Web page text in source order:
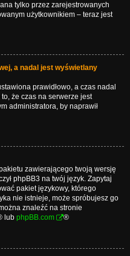
tylko przez zarejestrowanych
użytkownikiem – teraz jest
a nadal jest wyświetlany
prawidłowo, a czas nadal
że czas na serwerze jest
administratora, by naprawił
zawierającego twoją wersję
phpBB3 na twój język. Zapytaj
pakiet językowy, którego
nie istnieje, może spróbujesz go
znaleźć na stronie
lub phpBB.com ®